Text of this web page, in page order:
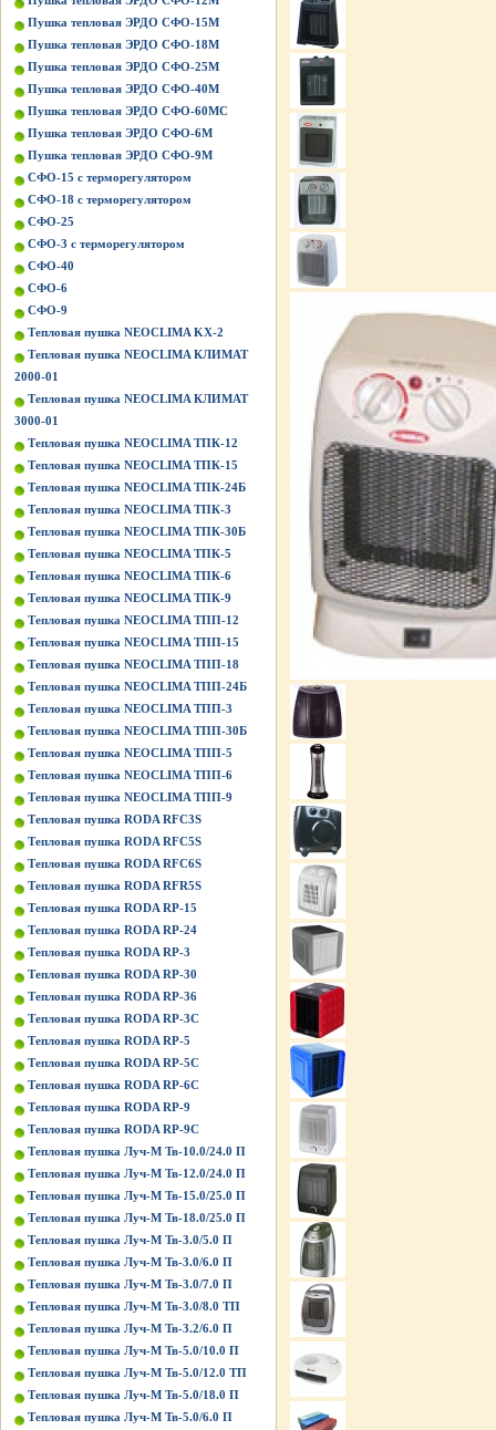
Пушка тепловая ЭРДО СФО-15М
Пушка тепловая ЭРДО СФО-18М
Пушка тепловая ЭРДО СФО-25М
Пушка тепловая ЭРДО СФО-40М
Пушка тепловая ЭРДО СФО-60МС
Пушка тепловая ЭРДО СФО-6М
Пушка тепловая ЭРДО СФО-9М
СФО-15 с терморегулятором
СФО-18 с терморегулятором
СФО-25
СФО-3 с терморегулятором
СФО-40
СФО-6
СФО-9
Тепловая пушка NEOCLIMA KХ-2
Тепловая пушка NEOCLIMA КЛИМАТ
2000-01
Тепловая пушка NEOCLIMA КЛИМАТ
3000-01
Тепловая пушка NEOCLIMA ТПК-12
Тепловая пушка NEOCLIMA ТПК-15
Тепловая пушка NEOCLIMA ТПК-24Б
Тепловая пушка NEOCLIMA ТПК-3
Тепловая пушка NEOCLIMA ТПК-30Б
Тепловая пушка NEOCLIMA ТПК-5
Тепловая пушка NEOCLIMA ТПК-6
Тепловая пушка NEOCLIMA ТПК-9
Тепловая пушка NEOCLIMA ТПП-12
Тепловая пушка NEOCLIMA ТПП-15
Тепловая пушка NEOCLIMA ТПП-18
Тепловая пушка NEOCLIMA ТПП-24Б
Тепловая пушка NEOCLIMA ТПП-3
Тепловая пушка NEOCLIMA ТПП-30Б
Тепловая пушка NEOCLIMA ТПП-5
Тепловая пушка NEOCLIMA ТПП-6
Тепловая пушка NEOCLIMA ТПП-9
Тепловая пушка RODA RFC3S
Тепловая пушка RODA RFC5S
Тепловая пушка RODA RFC6S
Тепловая пушка RODA RFR5S
Тепловая пушка RODA RP-15
Тепловая пушка RODA RP-24
Тепловая пушка RODA RP-3
Тепловая пушка RODA RP-30
Тепловая пушка RODA RP-36
Тепловая пушка RODA RP-3C
Тепловая пушка RODA RP-5
Тепловая пушка RODA RP-5C
Тепловая пушка RODA RP-6C
Тепловая пушка RODA RP-9
Тепловая пушка RODA RP-9C
Тепловая пушка Луч-М Тв-10.0/24.0 П
Тепловая пушка Луч-М Тв-12.0/24.0 П
Тепловая пушка Луч-М Тв-15.0/25.0 П
Тепловая пушка Луч-М Тв-18.0/25.0 П
Тепловая пушка Луч-М Тв-3.0/5.0 П
Тепловая пушка Луч-М Тв-3.0/6.0 П
Тепловая пушка Луч-М Тв-3.0/7.0 П
Тепловая пушка Луч-М Тв-3.0/8.0 ТП
Тепловая пушка Луч-М Тв-3.2/6.0 П
Тепловая пушка Луч-М Тв-5.0/10.0 П
Тепловая пушка Луч-М Тв-5.0/12.0 ТП
Тепловая пушка Луч-М Тв-5.0/18.0 П
Тепловая пушка Луч-М Тв-5.0/6.0 П